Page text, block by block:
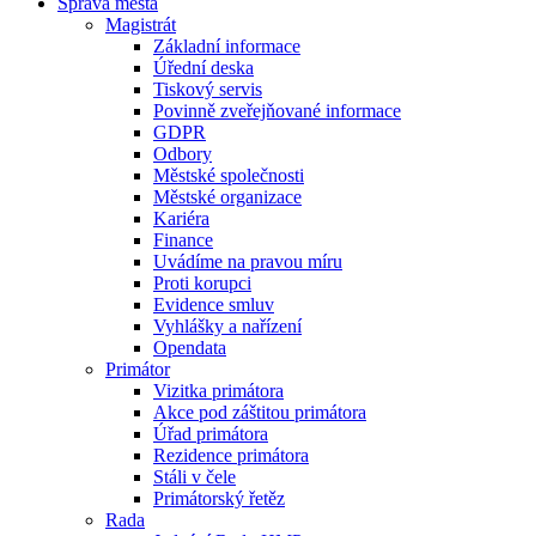
Magistrát
Základní informace
Úřední deska
Tiskový servis
Povinně zveřejňované informace
GDPR
Odbory
Městské společnosti
Městské organizace
Kariéra
Finance
Uvádíme na pravou míru
Proti korupci
Evidence smluv
Vyhlášky a nařízení
Opendata
Primátor
Vizitka primátora
Akce pod záštitou primátora
Úřad primátora
Rezidence primátora
Stáli v čele
Primátorský řetěz
Rada